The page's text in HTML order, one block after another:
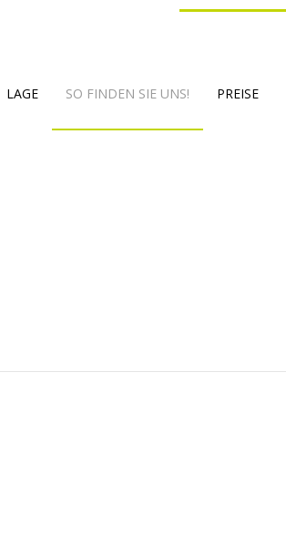
LAGE SO FINDEN SIE UNS! PREISE